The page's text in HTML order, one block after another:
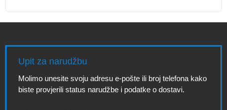
Upit za narudžbu
Molimo unesite svoju adresu e-pošte ili broj telefona kako
biste provjerili status narudžbe i podatke o dostavi.